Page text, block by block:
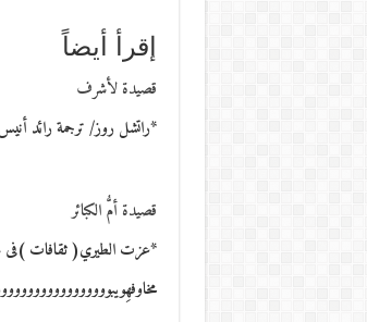
إقرأ أيضاً
قصيدة لأشرف
*راتشل روز/ ترجمة رائد
قصيدة أمُّ الكبائر
*عزت الطيري( ثقافات )فى